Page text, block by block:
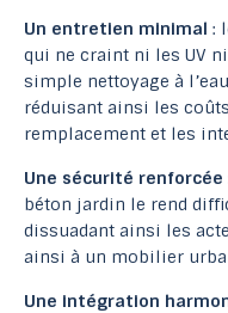
Un entretien minimal :
qui ne craint ni les UV
simple nettoyage à
réduisant ainsi les
remplacement et les
Une sécurité renforcée
béton jardin le rend
dissuadant ainsi les
ainsi à un mobilier
Une intégration